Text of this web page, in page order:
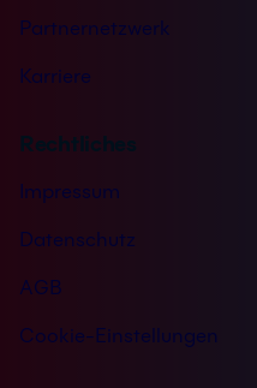
Partnernetzwerk
Karriere
Rechtliches
Impressum
Datenschutz
AGB
Cookie-Einstellungen